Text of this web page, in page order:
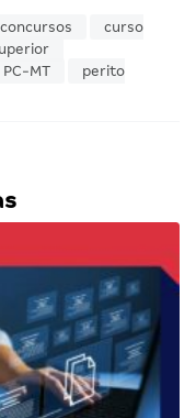
concursos
curso
PC-MT
perito